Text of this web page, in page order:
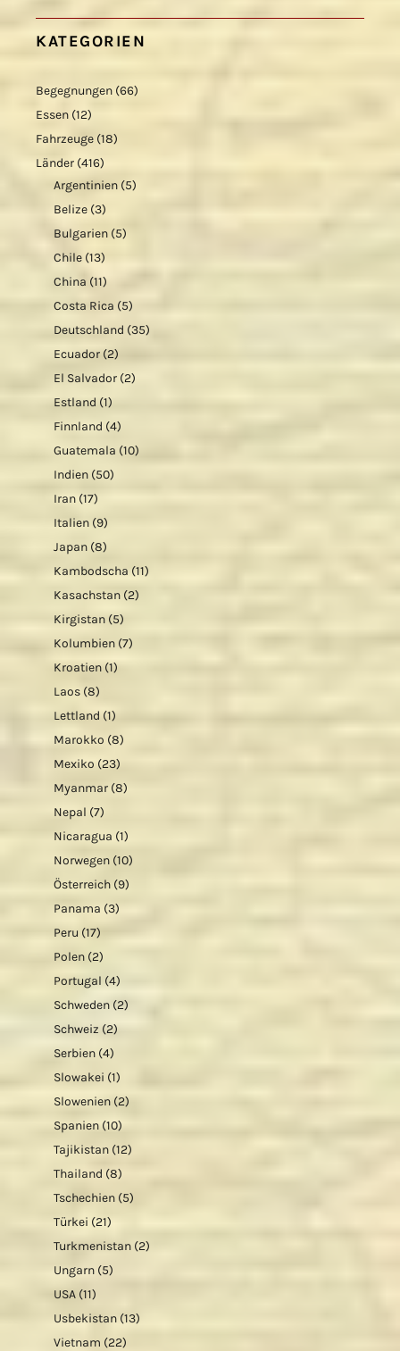
KATEGORIEN
Begegnungen (66)
Essen (12)
Fahrzeuge (18)
Länder (416)
Argentinien (5)
Belize (3)
Bulgarien (5)
Chile (13)
China (11)
Costa Rica (5)
Deutschland (35)
Ecuador (2)
El Salvador (2)
Estland (1)
Finnland (4)
Guatemala (10)
Indien (50)
Iran (17)
Italien (9)
Japan (8)
Kambodscha (11)
Kasachstan (2)
Kirgistan (5)
Kolumbien (7)
Kroatien (1)
Laos (8)
Lettland (1)
Marokko (8)
Mexiko (23)
Myanmar (8)
Nepal (7)
Nicaragua (1)
Norwegen (10)
Österreich (9)
Panama (3)
Peru (17)
Polen (2)
Portugal (4)
Schweden (2)
Schweiz (2)
Serbien (4)
Slowakei (1)
Slowenien (2)
Spanien (10)
Tajikistan (12)
Thailand (8)
Tschechien (5)
Türkei (21)
Turkmenistan (2)
Ungarn (5)
USA (11)
Usbekistan (13)
Vietnam (22)